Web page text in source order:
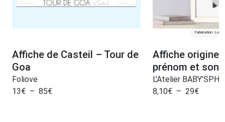
Affiche de Casteil – Tour de
Goa
Foliove
13€ – 85€
Fabrication:
Affiche origine
prénom et son
L’Atelier
8,10€ – 29€